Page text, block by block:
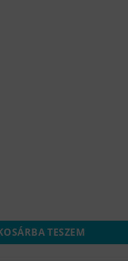
TESZEM